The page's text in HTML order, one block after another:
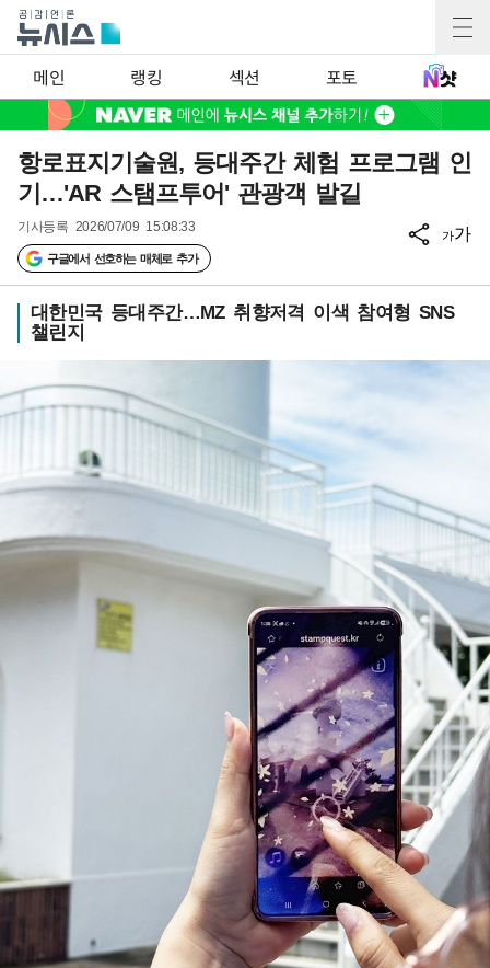
메인 랭킹 섹션 포토
항로표지기술원, 등대주간 체험 프로그램 인
기…'AR 스탬프투어' 관광객 발길
기사등록 2026/07/09 15:08:33
구글에서 선호하는 매체로 추가
가가
대한민국 등대주간…MZ 취향저격 이색 참여형 SNS
챌린지